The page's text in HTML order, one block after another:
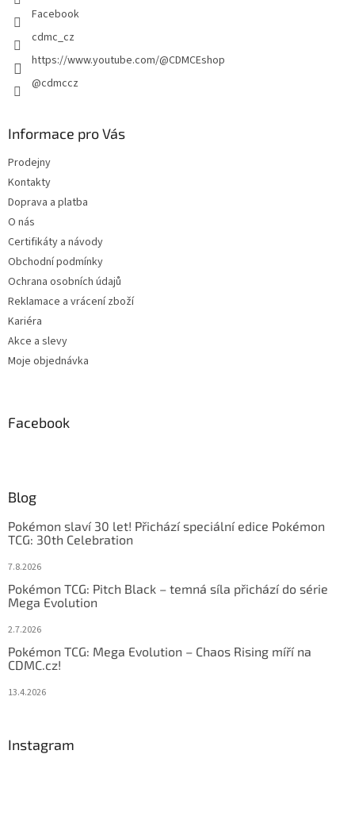
Facebook
cdmc_cz
https://www.youtube.com/@CDMCEshop
@cdmccz
Informace pro Vás
Prodejny
Kontakty
Doprava a platba
O nás
Certifikáty a návody
Obchodní podmínky
Ochrana osobních údajů
Reklamace a vrácení zboží
Kariéra
Akce a slevy
Moje objednávka
Facebook
Blog
Pokémon slaví 30 let! Přichází speciální edice Pokémon
TCG: 30th Celebration
7.8.2026
Pokémon TCG: Pitch Black – temná síla přichází do série
Mega Evolution
2.7.2026
Pokémon TCG: Mega Evolution – Chaos Rising míří na
CDMC.cz!
13.4.2026
Instagram